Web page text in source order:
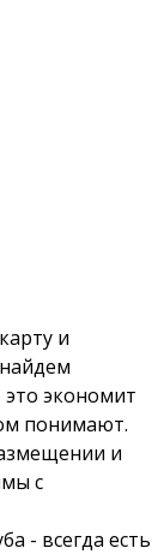
и
экономит
понимают.
и
с
- всегда есть